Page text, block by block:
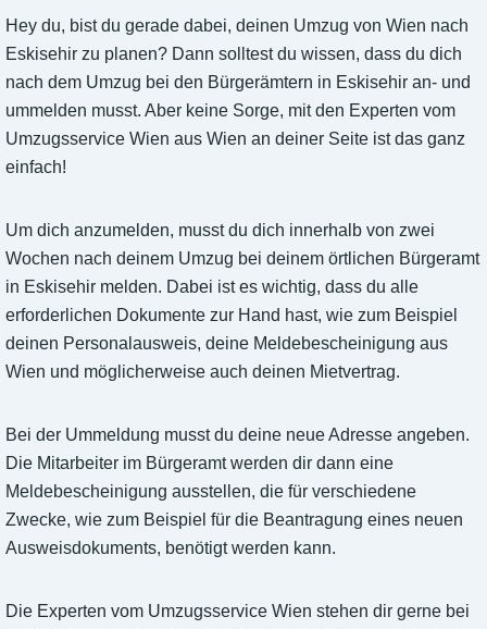
Hey du, bist du gerade dabei, deinen Umzug von Wien nach
Eskisehir zu planen? Dann solltest du wissen, dass du dich
nach dem Umzug bei den Bürgerämtern in Eskisehir an- und
ummelden musst. Aber keine Sorge, mit den Experten vom
Umzugsservice Wien aus Wien an deiner Seite ist das ganz
einfach!
Um dich anzumelden, musst du dich innerhalb von zwei
Wochen nach deinem Umzug bei deinem örtlichen Bürgeramt
in Eskisehir melden. Dabei ist es wichtig, dass du alle
erforderlichen Dokumente zur Hand hast, wie zum Beispiel
deinen Personalausweis, deine Meldebescheinigung aus
Wien und möglicherweise auch deinen Mietvertrag.
Bei der Ummeldung musst du deine neue Adresse angeben.
Die Mitarbeiter im Bürgeramt werden dir dann eine
Meldebescheinigung ausstellen, die für verschiedene
Zwecke, wie zum Beispiel für die Beantragung eines neuen
Ausweisdokuments, benötigt werden kann.
Die Experten vom Umzugsservice Wien stehen dir gerne bei